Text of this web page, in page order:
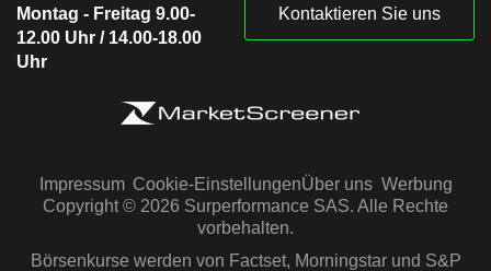
Montag - Freitag 9.00-
12.00 Uhr / 14.00-18.00
Uhr
Kontaktieren Sie uns
Impressum Cookie-EinstellungenÜber uns Werbung
Copyright © 2026 Surperformance SAS. Alle Rechte
vorbehalten.
Börsenkurse werden von Factset, Morningstar und S&P